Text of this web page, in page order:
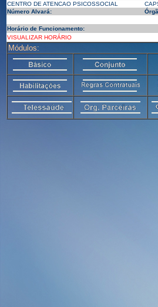
CENTRO DE ATENCAO PSICOSSOCIAL
Número Alvará:
Horário de Funcionamento:
VISUALIZAR HORÁRIO
Módulos: